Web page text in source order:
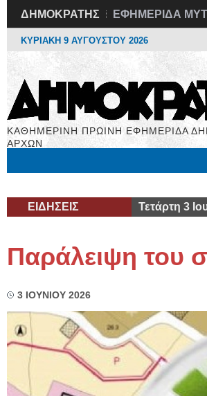
ΔΗΜΟΚΡΑΤΗΣ ΕΦΗΜΕΡΙΔΑ
ΚΥΡΙΑΚΗ 9 ΑΥΓΟΥΣΤΟΥ 2026
ΚΑΘΗΜΕΡΙΝΗ ΠΡΩΙΝΗ ΕΦΗΜΕΡΙΔΑ
ΑΡΧΩΝ
ΕΙΔΗΣΕΙΣ Τετάρτη 3
Παράλειψη του
3 ΙΟΥΝΙΟΥ 2026